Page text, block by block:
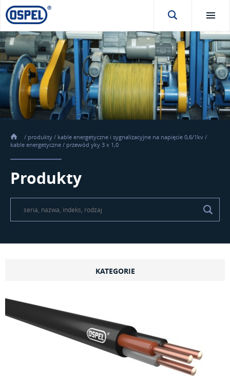
/ produkty / kable energetyczne i sygnalizacyjne na napięcie 0,6/1kv /
kable energetyczne / przewód yky 3 x 1,0
Produkty
KATEGORIE